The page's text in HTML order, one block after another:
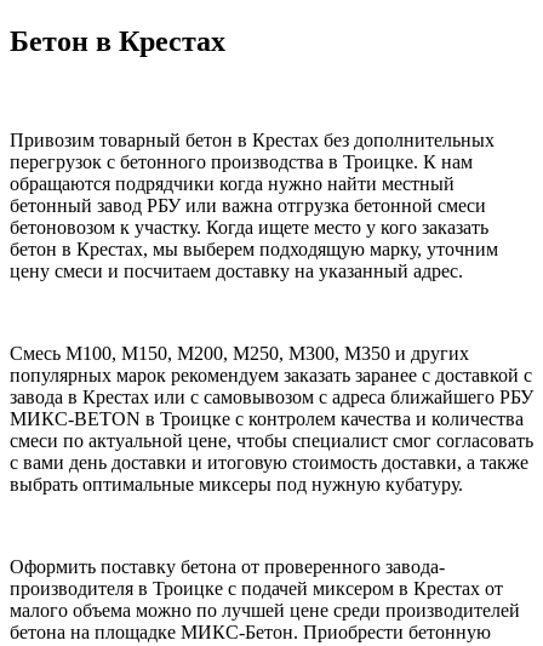
Бетон в Крестах
Привозим товарный бетон в Крестах без дополнительных
перегрузок с бетонного производства в Троицке. К нам
обращаются подрядчики когда нужно найти местный
бетонный завод РБУ или важна отгрузка бетонной смеси
бетоновозом к участку. Когда ищете место у кого заказать
бетон в Крестах, мы выберем подходящую марку, уточним
цену смеси и посчитаем доставку на указанный адрес.
Смесь М100, М150, М200, М250, М300, М350 и других
популярных марок рекомендуем заказать заранее с доставкой с
завода в Крестах или с самовывозом с адреса ближайшего РБУ
МИКС-BETON в Троицке с контролем качества и количества
смеси по актуальной цене, чтобы специалист смог согласовать
с вами день доставки и итоговую стоимость доставки, а также
выбрать оптимальные миксеры под нужную кубатуру.
Оформить поставку бетона от проверенного завода-
производителя в Троицке с подачей миксером в Крестах от
малого объема можно по лучшей цене среди производителей
бетона на площадке МИКС-Бетон. Приобрести бетонную